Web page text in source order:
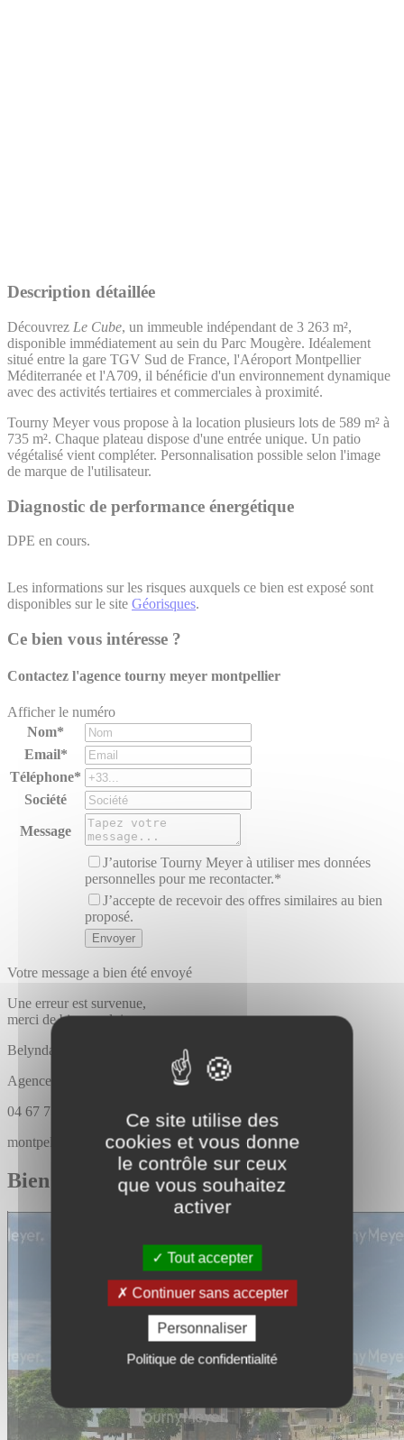
Ce site utilise des
cookies et vous donne
le contrôle sur ceux
que vous souhaitez
activer
Tout accepter
Continuer sans accepter
Personnaliser
Politique de confidentialité
Description détaillée
Découvrez Le Cube, un immeuble indépendant de 3 263 m²,
disponible immédiatement au sein du Parc Mougère. Idéalement
situé entre la gare TGV Sud de France, l'Aéroport Montpellier
Méditerranée et l'A709, il bénéficie d'un environnement dynamique
avec des activités tertiaires et commerciales à proximité.
Tourny Meyer vous propose à la location plusieurs lots de 589 m² à
735 m². Chaque plateau dispose d'une entrée unique. Un patio
végétalisé vient compléter. Personnalisation possible selon l'image
de marque de l'utilisateur.
Diagnostic de performance énergétique
DPE en cours.
Les informations sur les risques auxquels ce bien est exposé sont
disponibles sur le site Géorisques.
Ce bien vous intéresse ?
Contactez l'agence tourny meyer montpellier
Afficher le numéro
Nom*
Email*
Téléphone*
Société
Message
J’autorise Tourny Meyer à utiliser mes données
personnelles pour me recontacter.*
J’accepte de recevoir des offres similaires au bien
proposé.
Votre message a bien été envoyé
Une erreur est survenue,
merci de bien vouloir recommencer
Belynda
Agence Tourny meyer montpellier
04 67 75 10 00
montpellier@tournymeyer.fr
Bien similaires